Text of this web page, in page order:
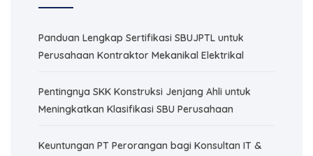
Panduan Lengkap Sertifikasi SBUJPTL untuk
Perusahaan Kontraktor Mekanikal Elektrikal
Pentingnya SKK Konstruksi Jenjang Ahli untuk
Meningkatkan Klasifikasi SBU Perusahaan
Keuntungan PT Perorangan bagi Konsultan IT &